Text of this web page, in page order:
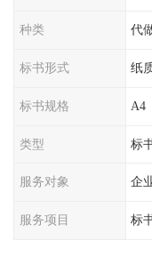
种类 代
标书形式 纸
标书规格 A4
类型 标
服务对象 企
服务项目 标